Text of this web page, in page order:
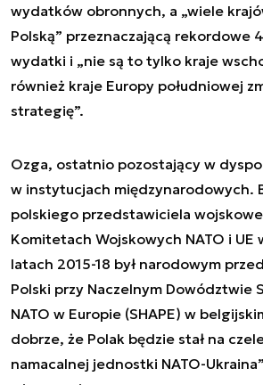
wydatków obronnych, a „wiele
Polską” przeznaczającą rekordowe
wydatki i „nie są to tylko kraje
również kraje Europy południowej
strategię”.
Ozga, ostatnio pozostający w
w instytucjach międzynarodowych.
polskiego przedstawiciela
Komitetach Wojskowych NATO i UE
latach 2015-18 był narodowym
Polski przy Naczelnym Dowództwie
NATO w Europie (SHAPE) w
dobrze, że Polak będzie stał na
namacalnej jednostki NATO-